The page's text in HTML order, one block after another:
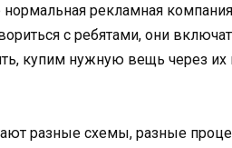
рекламная
с ребятами, они
купим нужную вещь через их
разные схемы, разные